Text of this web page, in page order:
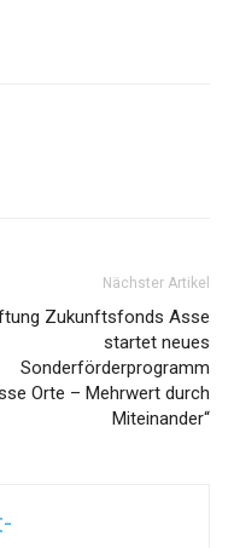
Nächster Artikel
Zukunftsfonds Asse
startet neues
Sonderförderprogramm
Orte – Mehrwert durch
Miteinander“